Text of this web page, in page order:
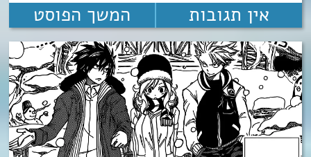
אין תגובות המשך הפוסט